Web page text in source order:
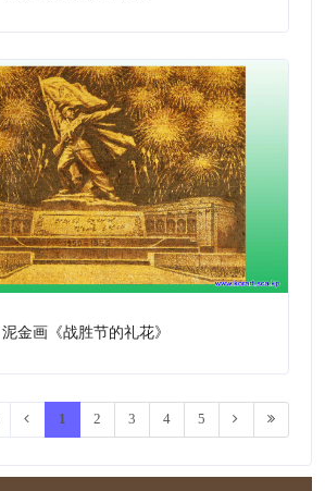
泥金画《战胜节的礼花》
1 2 3 4 5